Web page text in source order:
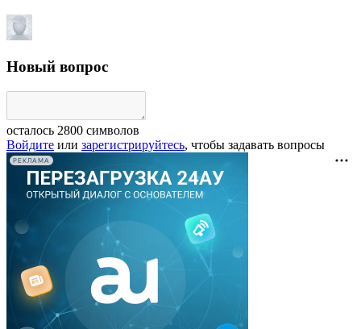
Новый вопрос
осталось 2800 символов
Войдите или зарегистрируйтесь, чтобы задавать вопросы
РЕКЛАМА